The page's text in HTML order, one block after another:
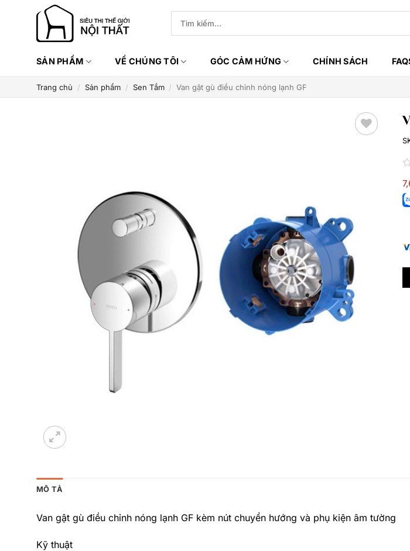
kiếm:
SẢN PHẨM VỀ CHÚNG TÔI GÓC CẢM HỨNG CHÍNH SÁCH
Trang chủ / Sản phẩm / Sen Tắm / Van gật gù điều chỉnh nóng lạnh GF
MÔ TẢ
Van gật gù điều chỉnh nóng lạnh GF kèm nút chuyển hướng và phụ kiện âm tường
Kỹ thuật